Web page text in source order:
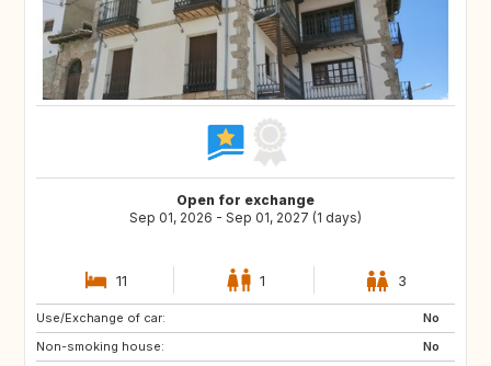
Open for exchange
Sep 01, 2026 - Sep 01, 2027 (1 days)
11 1 3
Use/Exchange of car:
No
Non-smoking house:
No
DE
RO